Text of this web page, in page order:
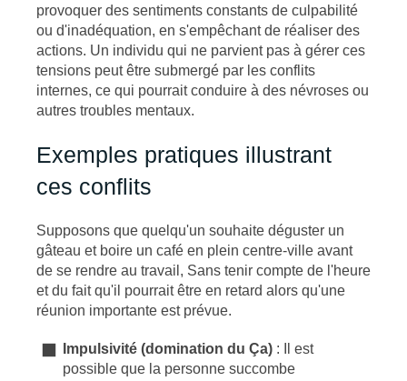
provoquer des sentiments constants de culpabilité
ou d'inadéquation, en s'empêchant de réaliser des
actions. Un individu qui ne parvient pas à gérer ces
tensions peut être submergé par les conflits
internes, ce qui pourrait conduire à des névroses ou
autres troubles mentaux.
Exemples pratiques illustrant
ces conflits
Supposons que quelqu'un souhaite déguster un
gâteau et boire un café en plein centre-ville avant
de se rendre au travail, Sans tenir compte de l'heure
et du fait qu'il pourrait être en retard alors qu'une
réunion importante est prévue.
Impulsivité (domination du Ça): Il est
possible que la personne succombe